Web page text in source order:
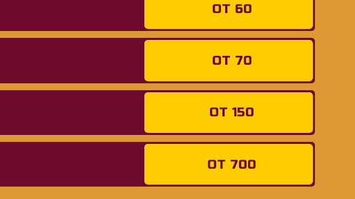
ОТ 60
ОТ 70
ОТ 150
ОТ 700